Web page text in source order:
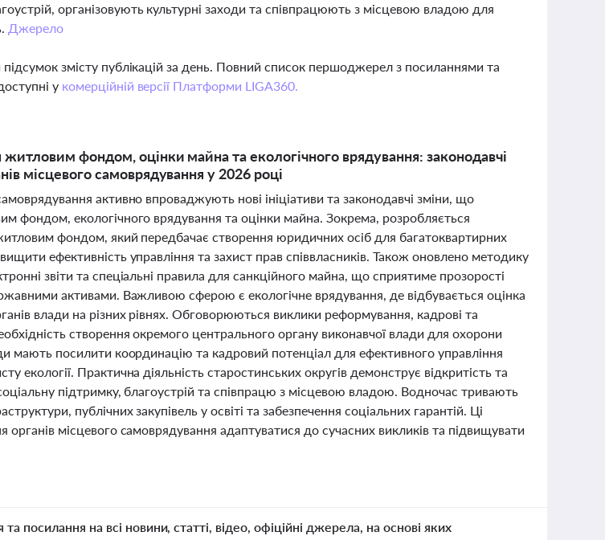
організовують культурні заходи та співпрацюють з місцевою владою для
Джерело
змісту публікацій за день. Повний список першоджерел з посиланнями та
у комерційній версії Платформи LIGA360.
житловим фондом, оцінки майна та екологічного врядування: законодавчі
місцевого самоврядування у 2026 році
активно впроваджують нові ініціативи та законодавчі зміни, що
фондом, екологічного врядування та оцінки майна. Зокрема, розробляється
фондом, який передбачає створення юридичних осіб для багатоквартирних
ефективність управління та захист прав співвласників. Також оновлено методику
звіти та спеціальні правила для санкційного майна, що сприятиме прозорості
активами. Важливою сферою є екологічне врядування, де відбувається оцінка
влади на різних рівнях. Обговорюються виклики реформування, кадрові та
створення окремого центрального органу виконавчої влади для охорони
мають посилити координацію та кадровий потенціал для ефективного управління
екології. Практична діяльність старостинських округів демонструє відкритість та
підтримку, благоустрій та співпрацю з місцевою владою. Водночас тривають
публічних закупівель у освіті та забезпечення соціальних гарантій. Ці
органів місцевого самоврядування адаптуватися до сучасних викликів та підвищувати
посилання на всі новини, статті, відео, офіційні джерела, на основі яких